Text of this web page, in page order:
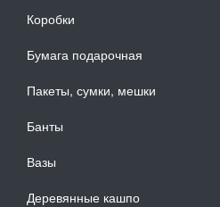
Коробки
Бумага подарочная
Пакеты, сумки, мешки
Банты
Вазы
Деревянные кашпо